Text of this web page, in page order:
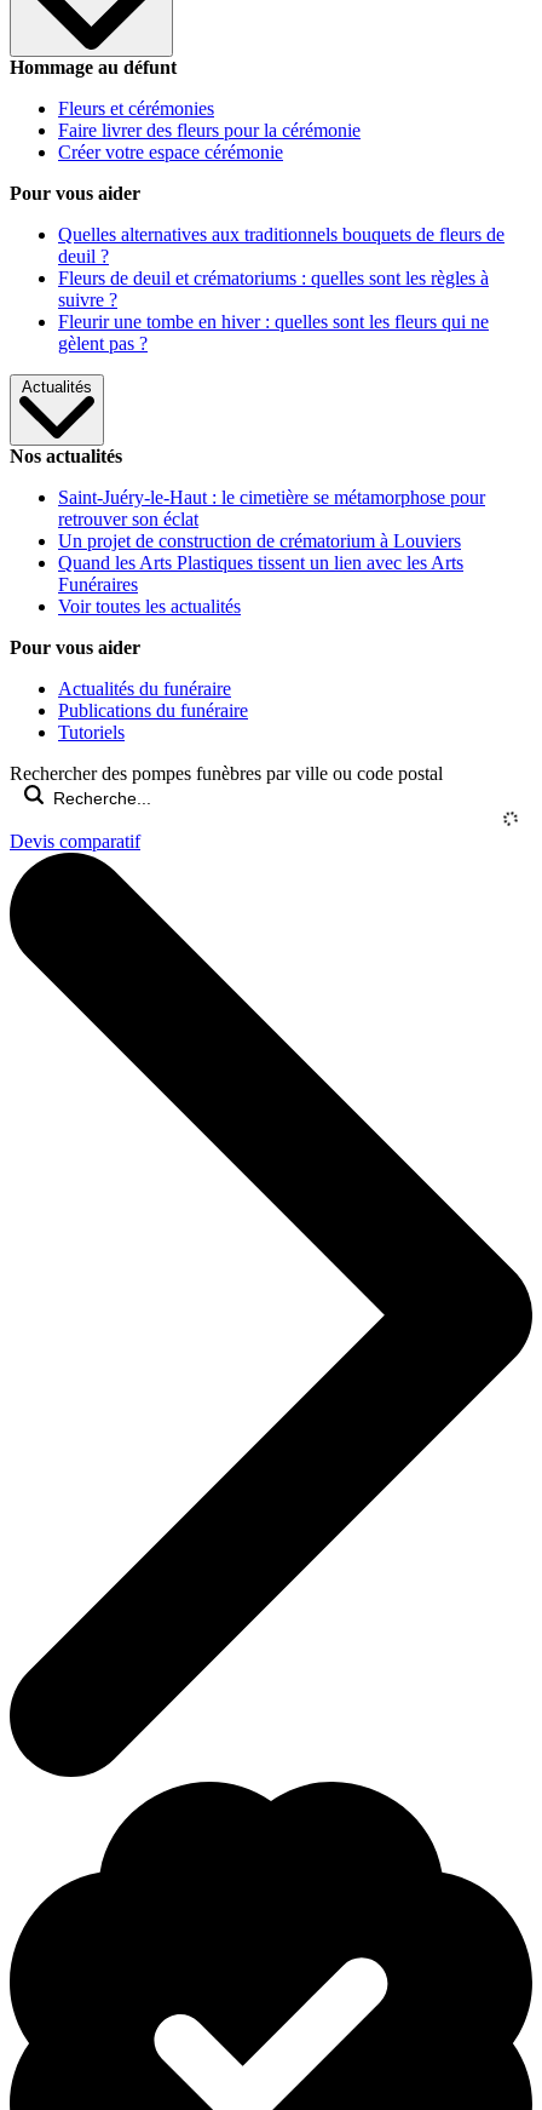
Hommage au défunt
Fleurs et cérémonies
Faire livrer des fleurs pour la cérémonie
Créer votre espace cérémonie
Pour vous aider
Quelles alternatives aux traditionnels bouquets de fleurs de
deuil ?
Fleurs de deuil et crématoriums : quelles sont les règles à
suivre ?
Fleurir une tombe en hiver : quelles sont les fleurs qui ne
gèlent pas ?
Actualités
Nos actualités
Saint-Juéry-le-Haut : le cimetière se métamorphose pour
retrouver son éclat
Un projet de construction de crématorium à Louviers
Quand les Arts Plastiques tissent un lien avec les Arts
Funéraires
Voir toutes les actualités
Pour vous aider
Actualités du funéraire
Publications du funéraire
Tutoriels
Rechercher des pompes funèbres par ville ou code postal
Devis comparatif